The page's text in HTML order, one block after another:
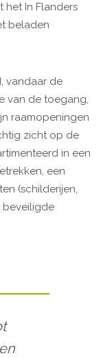
het In Flanders
beladen
vandaar de
van de toegang,
raamopeningen
zicht op de
in een
een
(schilderijen,
beveiligde